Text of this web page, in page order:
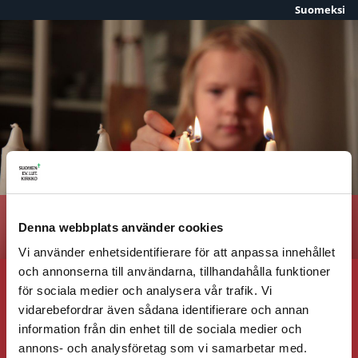
Denna webbplats använder cookies
Vi använder enhetsidentifierare för att anpassa innehållet
och annonserna till användarna, tillhandahålla funktioner
för sociala medier och analysera vår trafik. Vi
vidarebefordrar även sådana identifierare och annan
information från din enhet till de sociala medier och
annons- och analysföretag som vi samarbetar med.
Suomeksi
Advent
Psalm 1 – Hosianna
Psalm 4 – Bered en väg för Herran